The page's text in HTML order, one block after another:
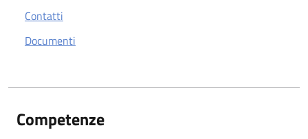
Contatti
Documenti
Competenze